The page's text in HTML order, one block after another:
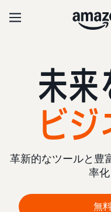
未来
ビジ
革新的なツールと豊
率化
無